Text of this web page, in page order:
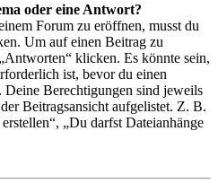
oder eine Antwort?
Forum zu eröffnen, musst du
Um auf einen Beitrag zu
klicken. Es könnte sein,
ist, bevor du einen
Deine Berechtigungen sind jeweils
Beitragsansicht aufgelistet. Z. B.
„Du darfst Dateianhänge